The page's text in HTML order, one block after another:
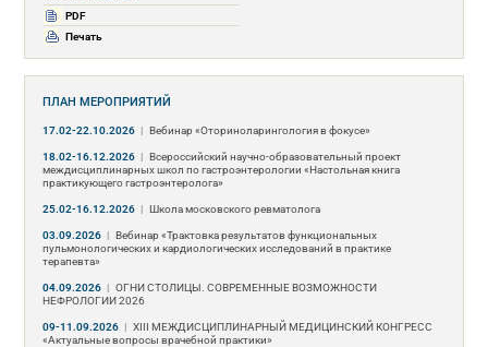
PDF
Печать
ПЛАН МЕРОПРИЯТИЙ
17.02-22.10.2026 | Вебинар «Оториноларингология в фокусе»
18.02-16.12.2026 | Всероссийский научно-образовательный проект
междисциплинарных школ по гастроэнтерологии «Настольная книга
практикующего гастроэнтеролога»
25.02-16.12.2026 | Школа московского ревматолога
03.09.2026 | Вебинар «Трактовка результатов функциональных
пульмонологических и кардиологических исследований в практике
терапевта»
04.09.2026 | ОГНИ СТОЛИЦЫ. СОВРЕМЕННЫЕ ВОЗМОЖНОСТИ
НЕФРОЛОГИИ 2026
09-11.09.2026 | ХIII МЕЖДИСЦИПЛИНАРНЫЙ МЕДИЦИНСКИЙ КОНГРЕСС
«Актуальные вопросы врачебной практики»